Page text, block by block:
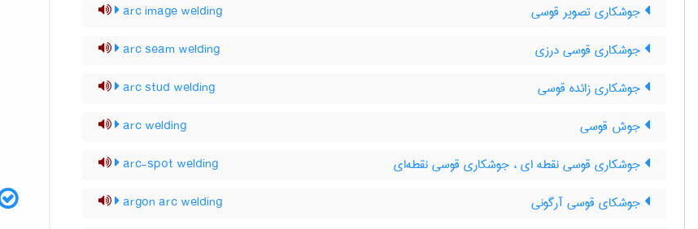
جوشکاری تصویر قوسی arc image welding
جوشکاری قوسی درزی arc seam welding
جوشکاری زائده قوسی arc stud welding
جوش قوسی arc welding
جوشکاری قوسی نقطه ای ، جوشکاری قوسی نقطه‌ای arc-spot welding
جوشکای قوسی آرگونی argon arc welding